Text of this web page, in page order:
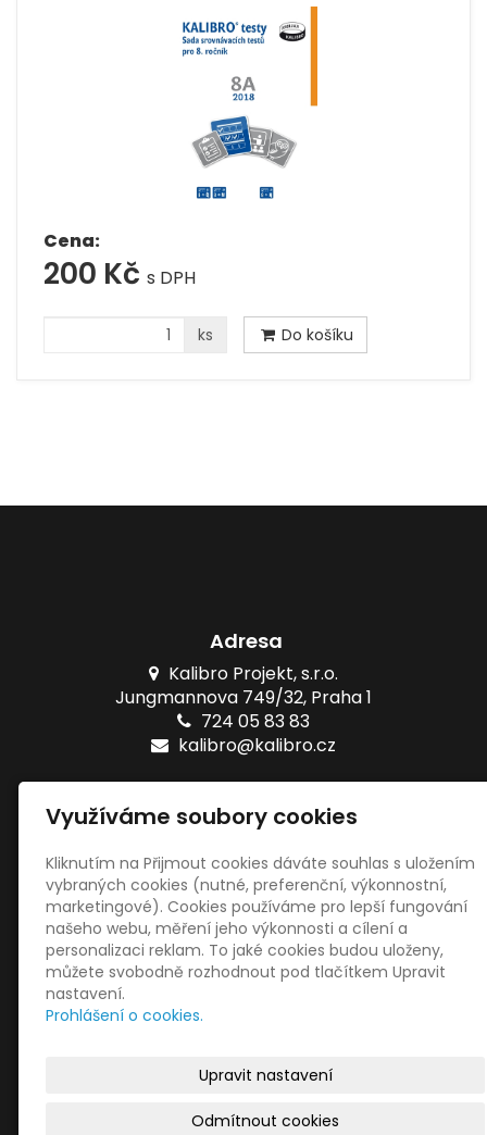
Cena:
200 Kč s DPH
ks Do košíku
Adresa
Kalibro Projekt, s.r.o.
Jungmannova 749/32, Praha 1
724 05 83 83
kalibro@kalibro.cz
Naše testy
Online testy ZŠ
Tištěné testy ZŠ
Sociální sítě
cookies
Využíváme soubory cookies
Kliknutím na Přijmout cookies dáváte souhlas s uložením
vybraných cookies (nutné, preferenční, výkonnostní,
marketingové). Cookies používáme pro lepší fungování
našeho webu, měření jeho výkonnosti a cílení a
personalizaci reklam. To jaké cookies budou uloženy,
můžete svobodně rozhodnout pod tlačítkem Upravit
nastavení.
Prohlášení o cookies.
Upravit nastavení
Odmítnout cookies